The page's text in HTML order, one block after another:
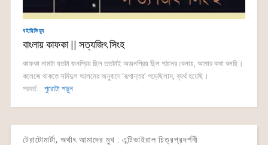
বইরিভিয়্যু
বাংলায় কাফকা || সত্যজিৎ সিংহ
কাফকা নামটা যতটা জনপ্রিয় ছিল ততটাই অজনপ্রিয় ছিল পঠনের বেলায়, আমার কথা বলছি।
কলেজে থাকতে সমিদুল আলমের অনুবাদে ‘রূপান্তর’ পড়েছিলাম, ব্যর্থ হয়েছি।
পরবর্ত... পুরোটা পড়ুন
টেরাটোমার্টা, অর্থাৎ আমাদের মুখ : এন্টিভাইরাল চিত্রপ্রদর্শনী